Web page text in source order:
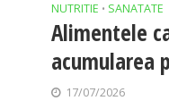
NUTRITIE • SANATATE
Alimentele
acumularea
17/07/2026